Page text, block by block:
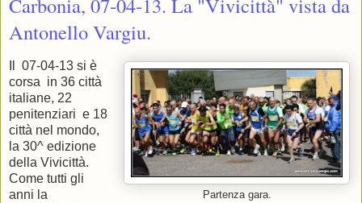
Carbonia, 07-04-13. La "Vivicittà" vista da
Antonello Vargiu.
Partenza gara.
Il 07-04-13 si è
corsa in 36 città
italiane, 22
penitenziari e 18
città nel mondo,
la 30^ edizione
della Vivicittà.
Come tutti gli
anni la